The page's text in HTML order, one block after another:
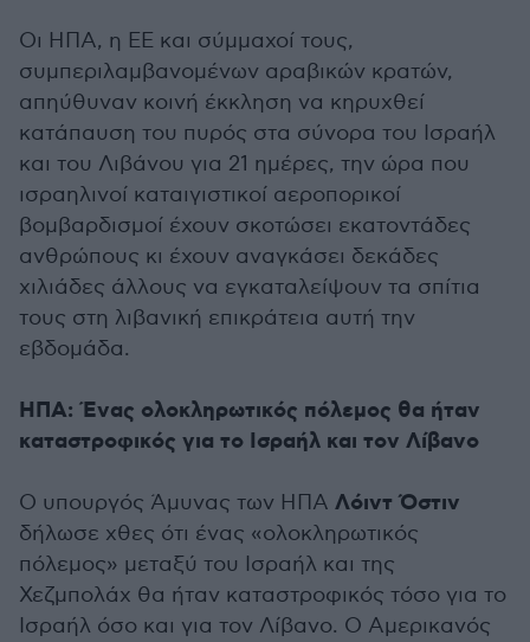
Οι ΗΠΑ, η ΕΕ και σύμμαχοί τους,
συμπεριλαμβανομένων αραβικών κρατών,
απηύθυναν κοινή έκκληση να κηρυχθεί
κατάπαυση του πυρός στα σύνορα του Ισραήλ
και του Λιβάνου για 21 ημέρες, την ώρα που
ισραηλινοί καταιγιστικοί αεροπορικοί
βομβαρδισμοί έχουν σκοτώσει εκατοντάδες
ανθρώπους κι έχουν αναγκάσει δεκάδες
χιλιάδες άλλους να εγκαταλείψουν τα σπίτια
τους στη λιβανική επικράτεια αυτή την
εβδομάδα.
ΗΠΑ: Ένας ολοκληρωτικός πόλεμος θα ήταν
καταστροφικός για το Ισραήλ και τον Λίβανο
Ο υπουργός Άμυνας των ΗΠΑ Λόιντ Όστιν
δήλωσε χθες ότι ένας «ολοκληρωτικός
πόλεμος» μεταξύ του Ισραήλ και της
Χεζμπολάχ θα ήταν καταστροφικός τόσο για το
Ισραήλ όσο και για τον Λίβανο. Ο Αμερικανός